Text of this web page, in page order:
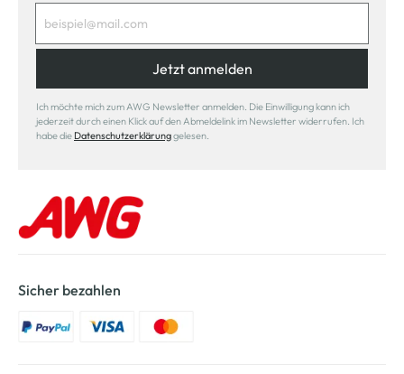
Jetzt anmelden
Ich möchte mich zum AWG Newsletter anmelden. Die Einwilligung kann ich
jederzeit durch einen Klick auf den Abmeldelink im Newsletter widerrufen. Ich
habe die Datenschutzerklärunggelesen.
Sicher bezahlen